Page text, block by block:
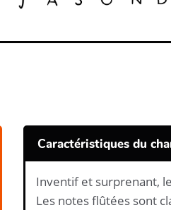
Caractéristiques du
Inventif et surprenant,
Les notes flûtées sont